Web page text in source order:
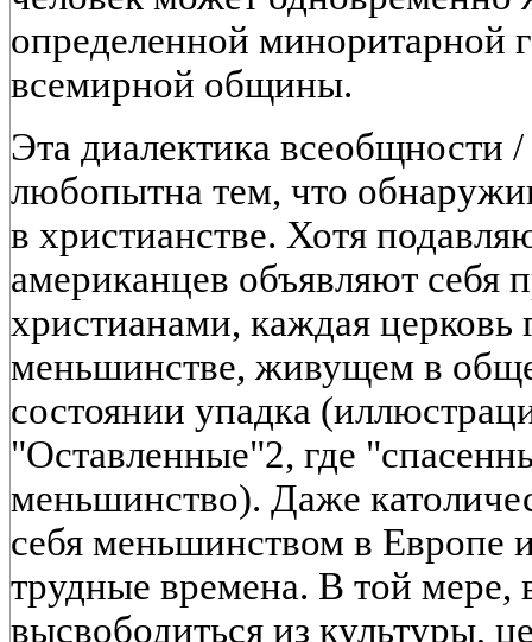
определенной миноритарной
всемирной общины.
Эта диалектика всеобщности
любопытна тем, что
в христианстве. Хотя
американцев объявляют
христианами, каждая церковь
меньшинстве, живущем в
состоянии упадка
"Оставленные"2, где
меньшинство). Даже
себя меньшинством в Европе
трудные времена. В той мере,
высвободиться из культуры,